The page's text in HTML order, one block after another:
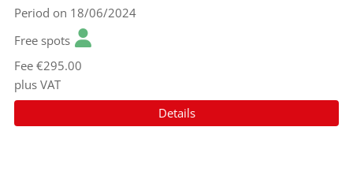
Period on 18/06/2024
Free spots
Fee €295.00
plus VAT
Details